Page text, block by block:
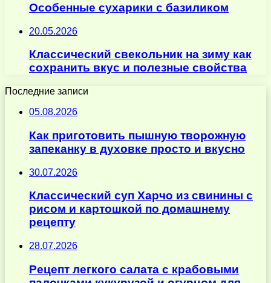
Особенные сухарики с базиликом
20.05.2026
Классический свекольник на зиму как
сохранить вкус и полезные свойства
Последние записи
05.08.2026
Как приготовить пышную творожную
запеканку в духовке просто и вкусно
30.07.2026
Классический суп Харчо из свинины с
рисом и картошкой по домашнему
рецепту
28.07.2026
Рецепт легкого салата с крабовыми